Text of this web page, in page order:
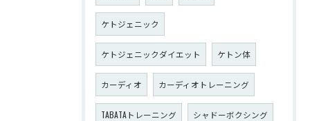
ケトジェニック
ケトジェニックダイエット ケトン体
カーディオ カーディオトレーニング
TABATAトレーニング シャドーボクシング